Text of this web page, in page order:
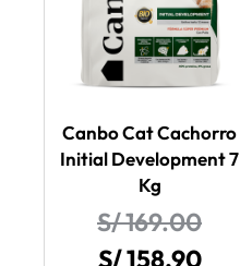
Canbo Cat Cachorro
Initial Development 7
Kg
S/169.00
S/158.90